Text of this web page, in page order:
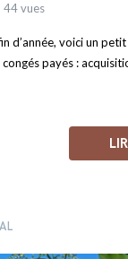
44 vues
d’année, voici un
payés :